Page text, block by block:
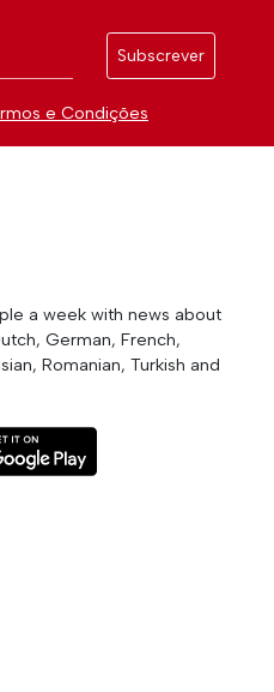
Subscrever
e Condições
a week with news about
German, French,
Romanian, Turkish and